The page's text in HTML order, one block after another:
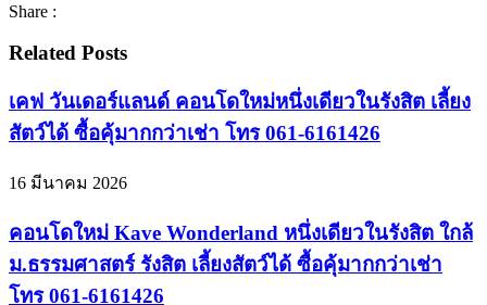
Share :
Related Posts
เคฟ วันเดอร์แลนด์ คอนโดใหม่หนึ่งเดียวในรังสิต เลี้ยง
สัตว์ได้ ซื้อคุ้มากกว่าเช่า โทร 061-6161426
16 มีนาคม 2026
คอนโดใหม่ Kave Wonderland หนึ่งเดียวในรังสิต ใกล้
ม.ธรรมศาสตร์ รังสิต เลี้ยงสัตว์ได้ ซื้อคุ้มากกว่าเช่า
โทร 061-6161426